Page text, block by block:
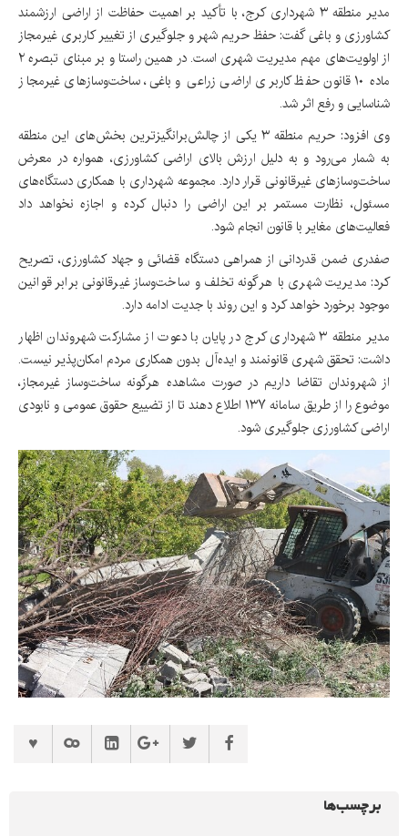
مدیر منطقه ۳ شهرداری کرج، با تأکید بر اهمیت حفاظت از اراضی ارزشمند
کشاورزی و باغی گفت: حفظ حریم شهر و جلوگیری از تغییر کاربری غیرمجاز
از اولویت‌های مهم مدیریت شهری است. در همین راستا و بر مبنای تبصره ۲
ماده ۱۰ قانون حفظ کاربری اراضی زراعی و باغی، ساخت‌وسازهای غیرمجاز
شناسایی و رفع اثر شد.
وی افزود: حریم منطقه ۳ یکی از چالش‌برانگیزترین بخش‌های این منطقه
به شمار می‌رود و به دلیل ارزش بالای اراضی کشاورزی، همواره در معرض
ساخت‌وسازهای غیرقانونی قرار دارد. مجموعه شهرداری با همکاری دستگاه‌های
مسئول، نظارت مستمر بر این اراضی را دنبال کرده و اجازه نخواهد داد
فعالیت‌های مغایر با قانون انجام شود.
صفدری ضمن قدردانی از همراهی دستگاه قضائی و جهاد کشاورزی، تصریح
کرد: مدیریت شهری با هرگونه تخلف و ساخت‌وساز غیرقانونی برابر قوانین
موجود برخورد خواهد کرد و این روند با جدیت ادامه دارد.
مدیر منطقه ۳ شهرداری کرج در پایان با دعوت از مشارکت شهروندان اظهار
داشت: تحقق شهری قانونمند و ایده‌آل بدون همکاری مردم امکان‌پذیر نیست.
از شهروندان تقاضا داریم در صورت مشاهده هرگونه ساخت‌وساز غیرمجاز،
موضوع را از طریق سامانه ۱۳۷ اطلاع دهند تا از تضییع حقوق عمومی و نابودی
اراضی کشاورزی جلوگیری شود.
برچسب‌ها